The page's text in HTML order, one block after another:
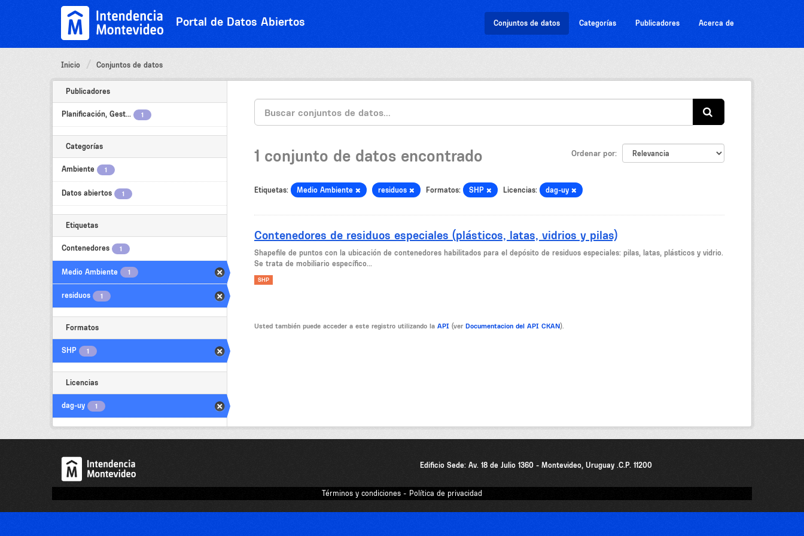
Portal de Datos Abiertos Conjuntos de datos Categorías Publicadores Acerca de
Inicio Conjuntos de datos
Publicadores
Planificación, Gest... 1
Categorías
Ambiente 1
Datos abiertos 1
Etiquetas
Contenedores 1
Medio Ambiente 1
residuos 1
Formatos
SHP 1
Licencias
dag-uy 1
Ordenar por
1 conjunto de datos encontrado
Etiquetas: Medio Ambiente residuos Formatos: SHP Licencias: dag-uy
Contenedores de residuos especiales (plásticos, latas, vidrios y pilas)
Shapefile de puntos con la ubicación de contenedores habilitados para el depósito de residuos especiales: pilas, latas, plásticos y vidrio.
Se trata de mobiliario específico...
SHP
Usted también puede acceder a este registro utilizando la API (ver Documentacion del API CKAN).
Edificio Sede: Av. 18 de Julio 1360 - Montevideo, Uruguay .C.P. 11200
Términos y condiciones - Política de privacidad